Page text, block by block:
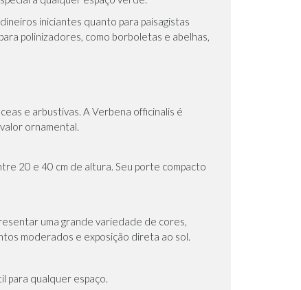
iniciantes quanto para paisagistas
polinizadores, como borboletas e abelhas,
e arbustivas. A Verbena officinalis é
ornamental.
20 e 40 cm de altura. Seu porte compacto
uma grande variedade de cores,
moderados e exposição direta ao sol.
para qualquer espaço.